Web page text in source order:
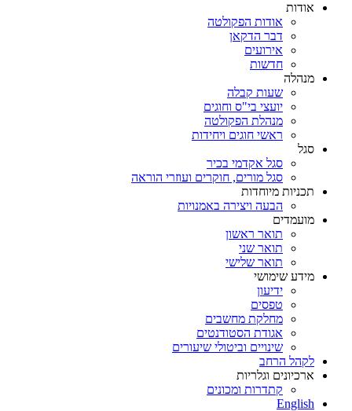
אודות
אודות הפקולטה
דבר הדקאן
אירועים
חדשות
מנהלה
שעות קבלה
יועצי בי"ס וחוגים
מנהלת הפקולטה
ראשי חוגים ויחידות
סגל
סגל אקדמי בכיר
סגל מורים, חוקרים ועוזרי הוראה
תכניות מיוחדות
הבעה ויצירה באמנויות
מועמדים
תואר ראשון
תואר שני
תואר שלישי
מידע שימושי
ידיעון
טפסים
מחלקת מחשבים
אגודת הסטודנטים
שינויים וביטולי שיעורים
לקהל הרחב
ארכיונים וגלריות
קתדרות ומכונים
English